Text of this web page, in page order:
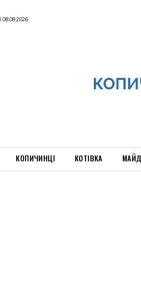
КОПИЧИНЦІ КОТІВКА